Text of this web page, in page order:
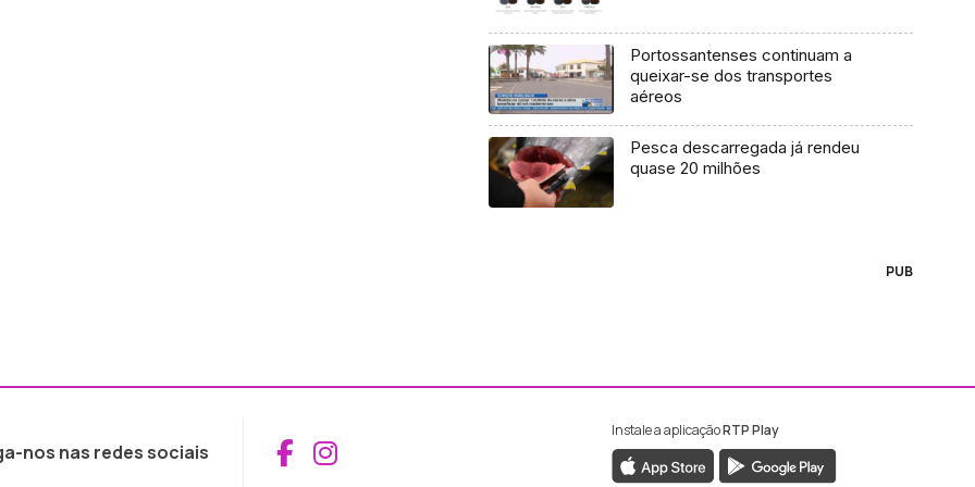
Portossantenses continuam a
queixar-se dos transportes
aéreos
Pesca descarregada já rendeu
quase 20 milhões
PUB
nos nas redes sociais Aceder ao Facebook da RTP Madeira
Aceder ao Instagram da RTP Madeira
Instale a aplicaçãoRTP Play